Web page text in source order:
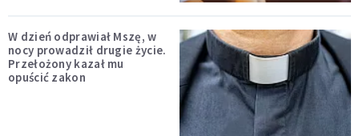
W dzień odprawiał Mszę, w
nocy prowadził drugie życie.
Przełożony kazał mu
opuścić zakon